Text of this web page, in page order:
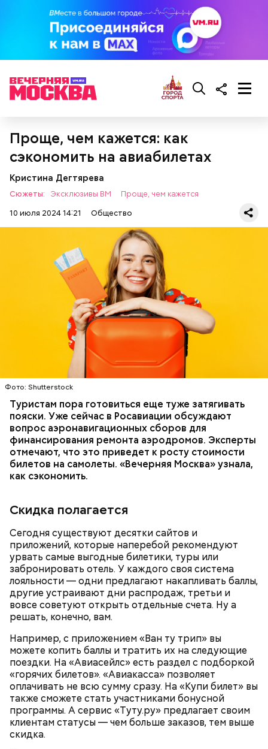
Проще, чем кажется: как
сэкономить на авиабилетах
Кристина Дегтярева
Сюжеты: Эксклюзивы ВМ
Проще, чем кажется
10 июля 2024 14:21
Общество
Фото: Shutterstock
Туристам пора готовиться еще туже затягивать
пояски. Уже сейчас в Росавиации обсуждают
вопрос аэронавигационных сборов для
финансирования ремонта аэродромов. Эксперты
отмечают, что это приведет к росту стоимости
билетов на самолеты. «Вечерняя Москва» узнала,
как сэкономить.
Скидка полагается
Сегодня существуют десятки сайтов и
приложений, которые наперебой рекомендуют
урвать самые выгодные билетики, туры или
забронировать отель. У каждого своя система
лояльности — одни предлагают накапливать баллы,
другие устраивают дни распродаж, третьи и
вовсе советуют открыть отдельные счета. Ну а
решать, конечно, вам.
Например, с приложением «Ван ту трип» вы
можете копить баллы и тратить их на следующие
поездки. На «Авиасейлс» есть раздел с подборкой
«горячих билетов». «Авиакасса» позволяет
оплачивать не всю сумму сразу. На «Купи билет» вы
также сможете стать участниками бонусной
программы. А сервис «Туту.ру» предлагает своим
клиентам статусы — чем больше заказов, тем выше
скидка.
беременным, кормящим женщинам;
людям с ослабленной иммунной системой;
пожилым;
детям.
— Там может содержаться огромное количество
предостерегла Соломатина.
Также не нужно есть дыню до корки, потому что
именно там скапливаются нитраты. И важно
тщательно ее мыть, чтобы не отравиться, добавила
собеседница «ВМ».
Как выбрать дыню